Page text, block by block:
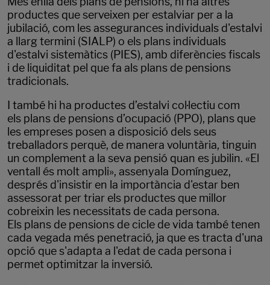
productes que serveixen per estalviar per a la
jubilació, com les assegurances individuals d'estalvi
a llarg termini (SIALP) o els plans individuals
d'estalvi sistemàtics (PIES), amb diferències fiscals
i de liquiditat pel que fa als plans de pensions
tradicionals.
I també hi ha productes d’estalvi col·lectiu com
els plans de pensions d’ocupació (PPO), plans que
les empreses posen a disposició dels seus
treballadors perquè, de manera voluntària, tinguin
un complement a la seva pensió quan es jubilin. «El
ventall és molt ampli», assenyala Domínguez,
després d'insistir en la importància d'estar ben
assessorat per triar els productes que millor
cobreixin les necessitats de cada persona.
Els plans de pensions de cicle de vida també tenen
cada vegada més penetració, ja que es tracta d'una
opció que s'adapta a l'edat de cada persona i
permet optimitzar la inversió.